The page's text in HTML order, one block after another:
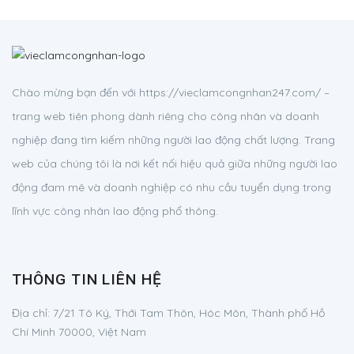
Chào mừng bạn đến với https://vieclamcongnhan247.com/ –
trang web tiên phong dành riêng cho công nhân và doanh
nghiệp đang tìm kiếm những người lao động chất lượng. Trang
web của chúng tôi là nơi kết nối hiệu quả giữa những người lao
động đam mê và doanh nghiệp có nhu cầu tuyển dụng trong
lĩnh vực công nhân lao động phổ thông.
THÔNG TIN LIÊN HỆ
Địa chỉ: 7/21 Tô Ký, Thới Tam Thôn, Hóc Môn, Thành phố Hồ
Chí Minh 70000, Việt Nam